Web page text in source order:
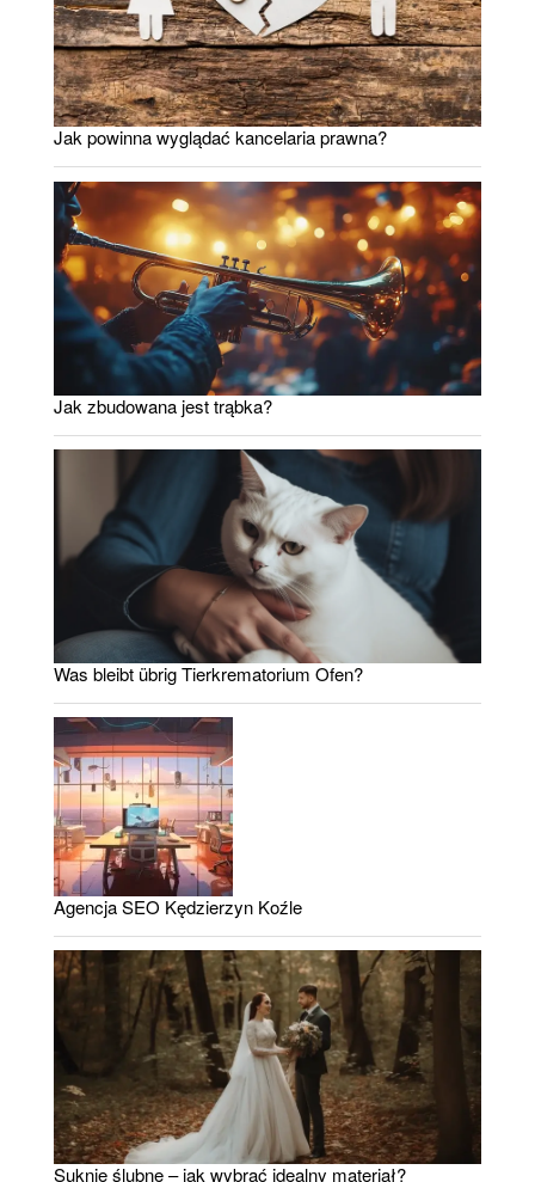
Jak powinna wyglądać kancelaria prawna?
Jak zbudowana jest trąbka?
Was bleibt übrig Tierkrematorium Ofen?
Agencja SEO Kędzierzyn Koźle
Suknie ślubne – jak wybrać idealny materiał?